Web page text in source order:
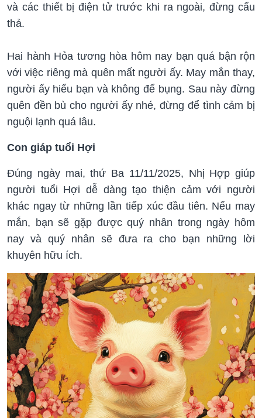
và các thiết bị điện tử trước khi ra ngoài, đừng cẩu
thả.
Hai hành Hỏa tương hòa hôm nay bạn quá bận rộn
với việc riêng mà quên mất người ấy. May mắn thay,
người ấy hiểu bạn và không để bụng. Sau này đừng
quên đền bù cho người ấy nhé, đừng để tình cảm bị
nguội lạnh quá lâu.
Con giáp tuổi Hợi
Đúng ngày mai, thứ Ba 11/11/2025, Nhị Hợp giúp
người tuổi Hợi dễ dàng tạo thiện cảm với người
khác ngay từ những lần tiếp xúc đầu tiên. Nếu may
mắn, bạn sẽ gặp được quý nhân trong ngày hôm
nay và quý nhân sẽ đưa ra cho bạn những lời
khuyên hữu ích.